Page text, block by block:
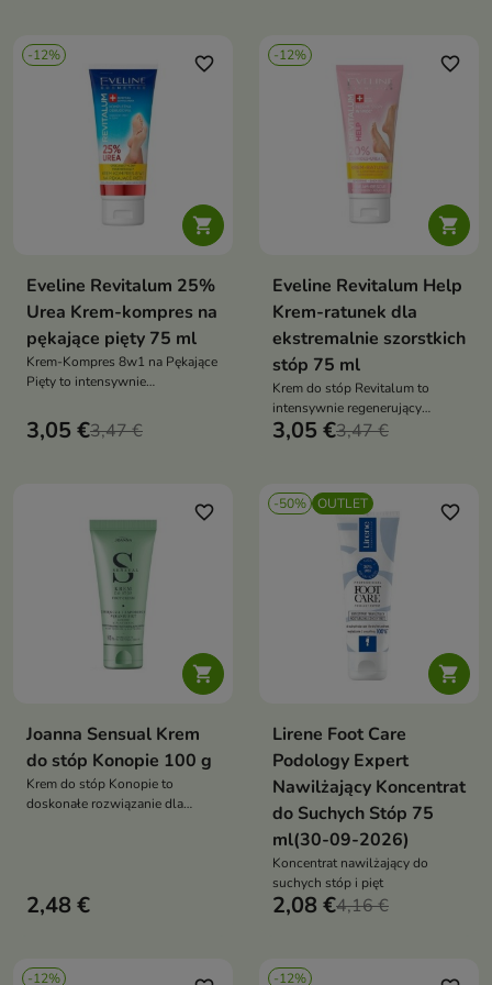
-12%

favorite_border
Eveline Revitalum 25%
Urea Krem-kompres na
pękające pięty 75 ml
Krem-Kompres 8w1 na Pękające
Pięty to intensywnie
stworzony specjalnie dla skóry
pięt skłonnej do pęknięć i
3,05 €3,47 €
-12%

favorite_border
Eveline Revitalum Help
Krem-ratunek dla
ekstremalnie szorstkich
stóp 75 ml
Krem do stóp Revitalum to
intensywnie regenerujący
preparat stworzony z myślą o
3,05 €3,47 €

favorite_border
Joanna Sensual Krem
do stóp Konopie 100 g
Krem do stóp Konopie to
doskonałe rozwiązanie dla
2,48 €
-50% OUTLET

favorite_border
Lirene Foot Care
Podology Expert
Nawilżający Koncentrat
do Suchych Stóp 75
ml(30-09-2026)
Koncentrat nawilżający do
suchych stóp i pięt
2,08 €4,16 €
-12% -12%